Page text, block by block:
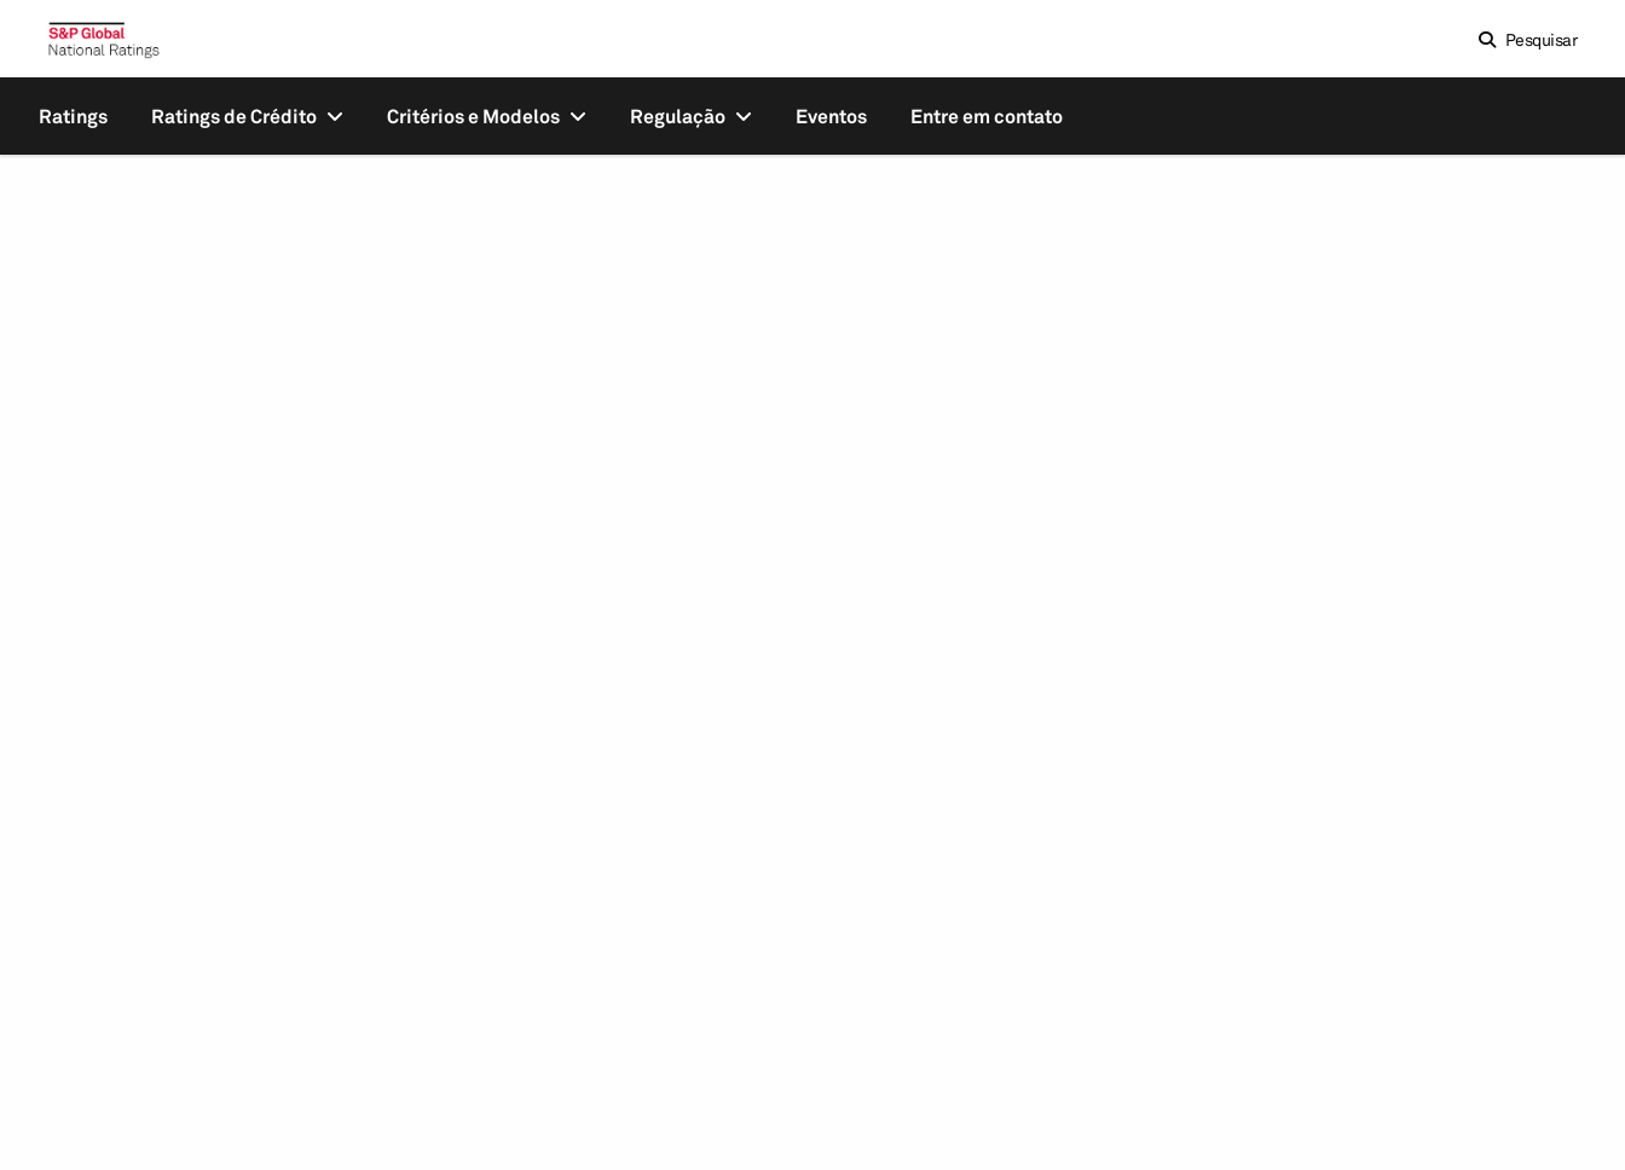
Pesquisar
Ratings Ratings de Crédito Critérios e Modelos Regulação Eventos Entre em contato